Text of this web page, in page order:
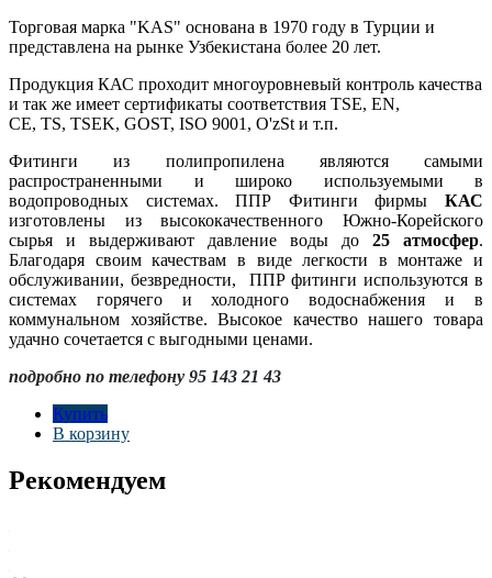
Торговая марка "KAS" основана в 1970 году в Турции и
представлена на рынке Узбекистана более 20 лет.
Продукция КАС проходит многоуровневый контроль качества
и так же имеет сертификаты соответствия TSE, EN,
CE, TS, TSEK, GOST, ISO 9001, O'zSt и т.п.
Фитинги из полипропилена являются самыми
распространенными и широко используемыми в
водопроводных системах. ППР Фитинги фирмы КАС
изготовлены из высококачественного Южно-Корейского
сырья и выдерживают давление воды до 25 атмосфер.
Благодаря своим качествам в виде легкости в монтаже и
обслуживании, безвредности, ППР фитинги используются в
системах горячего и холодного водоснабжения и в
коммунальном хозяйстве. Высокое качество нашего товара
удачно сочетается с выгодными ценами.
подробно по телефону 95 143 21 43
Купить
В корзину
Рекомендуем